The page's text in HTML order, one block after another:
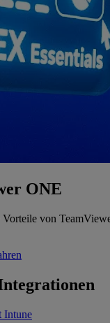
ONE
von
Intune